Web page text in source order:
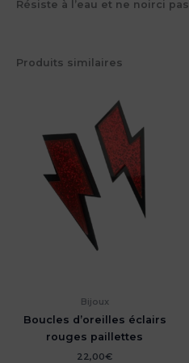
Résiste à l’eau et ne noirci pas
Produits similaires
Bijoux
Boucles d’oreilles éclairs
rouges paillettes
22,00€